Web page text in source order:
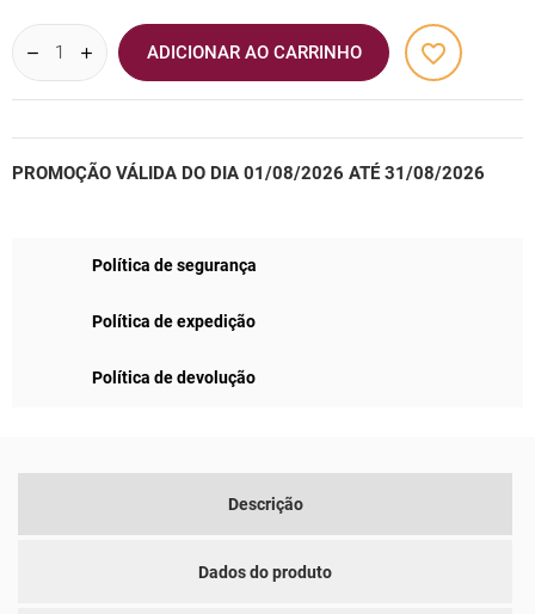
ADICIONAR AO CARRINHO favorite_border
PROMOÇÃO VÁLIDA DO DIA 01/08/2026 ATÉ 31/08/2026
Política de segurança
Política de expedição
Política de devolução
Descrição
Dados do produto